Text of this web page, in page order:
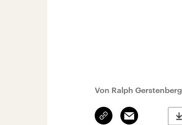
Von Ralph Gerstenberg
Link
kopieren/teilen
Email